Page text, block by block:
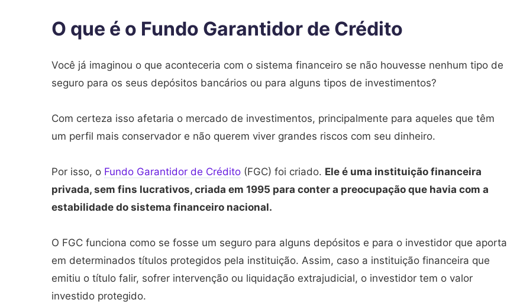
O que é o Fundo Garantidor de Crédito
Você já imaginou o que aconteceria com o sistema financeiro se não houvesse nenhum tipo de
seguro para os seus depósitos bancários ou para alguns tipos de investimentos?
Com certeza isso afetaria o mercado de investimentos, principalmente para aqueles que têm
um perfil mais conservador e não querem viver grandes riscos com seu dinheiro.
Por isso, o Fundo Garantidor de Crédito (FGC) foi criado. Ele é uma instituição financeira
privada, sem fins lucrativos, criada em 1995 para conter a preocupação que havia com a
estabilidade do sistema financeiro nacional.
O FGC funciona como se fosse um seguro para alguns depósitos e para o investidor que aporta
em determinados títulos protegidos pela instituição. Assim, caso a instituição financeira que
emitiu o título falir, sofrer intervenção ou liquidação extrajudicial, o investidor tem o valor
investido protegido.